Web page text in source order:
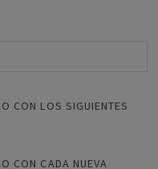
CON LOS SIGUIENTES
CON CADA NUEVA